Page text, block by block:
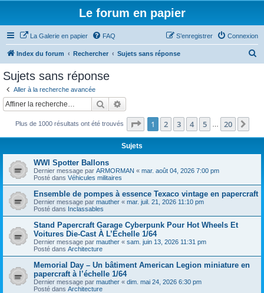
Le forum en papier
La Galerie en papier FAQ Connexion
S’enregistrer
Index du forum Rechercher Sujets sans réponse
c
Sujets sans réponse
Aller à la recherche avancée
Rechercher
Plus de 1000 résultats ont été trouvés Page 1sur20
1 2 3 4 5 20
Sujets
WWI Spotter Ballons
Dernier message par ARMORMAN « mar. août 04, 2026 7:00 pm
Posté dans Véhicules militaires
Ensemble de pompes à essence Texaco vintage en papercraft
Dernier message par mauther « mar. juil. 21, 2026 11:10 pm
Posté dans Inclassables
Stand Papercraft Garage Cyberpunk Pour Hot Wheels Et
Voitures Die-Cast À L’Échelle 1/64
Dernier message par mauther « sam. juin 13, 2026 11:31 pm
Posté dans Architecture
Memorial Day – Un bâtiment American Legion miniature en
papercraft à l’échelle 1/64
Dernier message par mauther « dim. mai 24, 2026 6:30 pm
Posté dans Architecture